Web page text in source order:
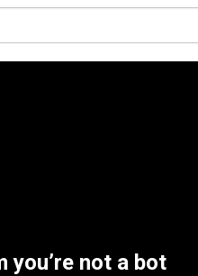
you’re not a bot